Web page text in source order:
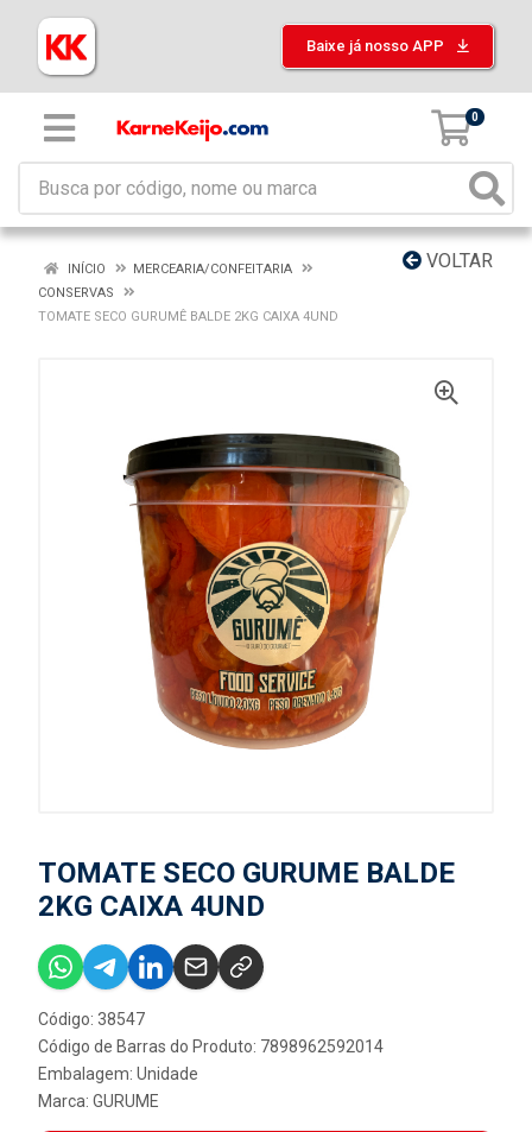
Baixe já nosso APP
0
VOLTAR
INÍCIO
MERCEARIA/CONFEITARIA
CONSERVAS
TOMATE SECO GURUMÊ BALDE 2KG CAIXA 4UND
TOMATE SECO GURUME BALDE
2KG CAIXA 4UND
Código: 38547
Código de Barras do Produto: 7898962592014
Embalagem: Unidade
Marca: GURUME